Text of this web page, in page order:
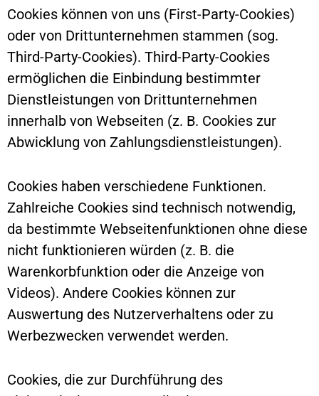
Cookies können von uns (First-Party-Cookies)
oder von Drittunternehmen stammen (sog.
Third-Party-Cookies). Third-Party-Cookies
ermöglichen die Einbindung bestimmter
Dienstleistungen von Drittunternehmen
innerhalb von Webseiten (z. B. Cookies zur
Abwicklung von Zahlungsdienstleistungen).
Cookies haben verschiedene Funktionen.
Zahlreiche Cookies sind technisch notwendig,
da bestimmte Webseitenfunktionen ohne diese
nicht funktionieren würden (z. B. die
Warenkorbfunktion oder die Anzeige von
Videos). Andere Cookies können zur
Auswertung des Nutzerverhaltens oder zu
Werbezwecken verwendet werden.
Cookies, die zur Durchführung des